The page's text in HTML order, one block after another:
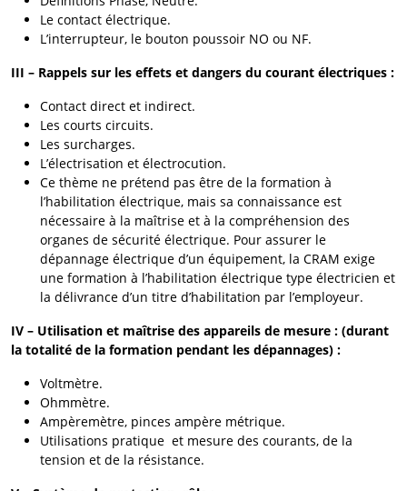
Le contact électrique.
L’interrupteur, le bouton poussoir NO ou NF.
III – Rappels sur les effets et dangers du courant électriques :
Contact direct et indirect.
Les courts circuits.
Les surcharges.
L’électrisation et électrocution.
Ce thème ne prétend pas être de la formation à
l’habilitation électrique, mais sa connaissance est
nécessaire à la maîtrise et à la compréhension des
organes de sécurité électrique. Pour assurer le
dépannage électrique d’un équipement, la CRAM exige
une formation à l’habilitation électrique type électricien et
la délivrance d’un titre d’habilitation par l’employeur.
IV – Utilisation et maîtrise des appareils de mesure : (durant
la totalité de la formation pendant les dépannages) :
Voltmètre.
Ohmmètre.
Ampèremètre, pinces ampère métrique.
Utilisations pratique et mesure des courants, de la
tension et de la résistance.